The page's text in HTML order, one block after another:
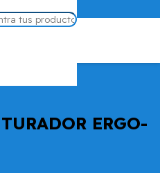
“GRANDE”
ERGO-